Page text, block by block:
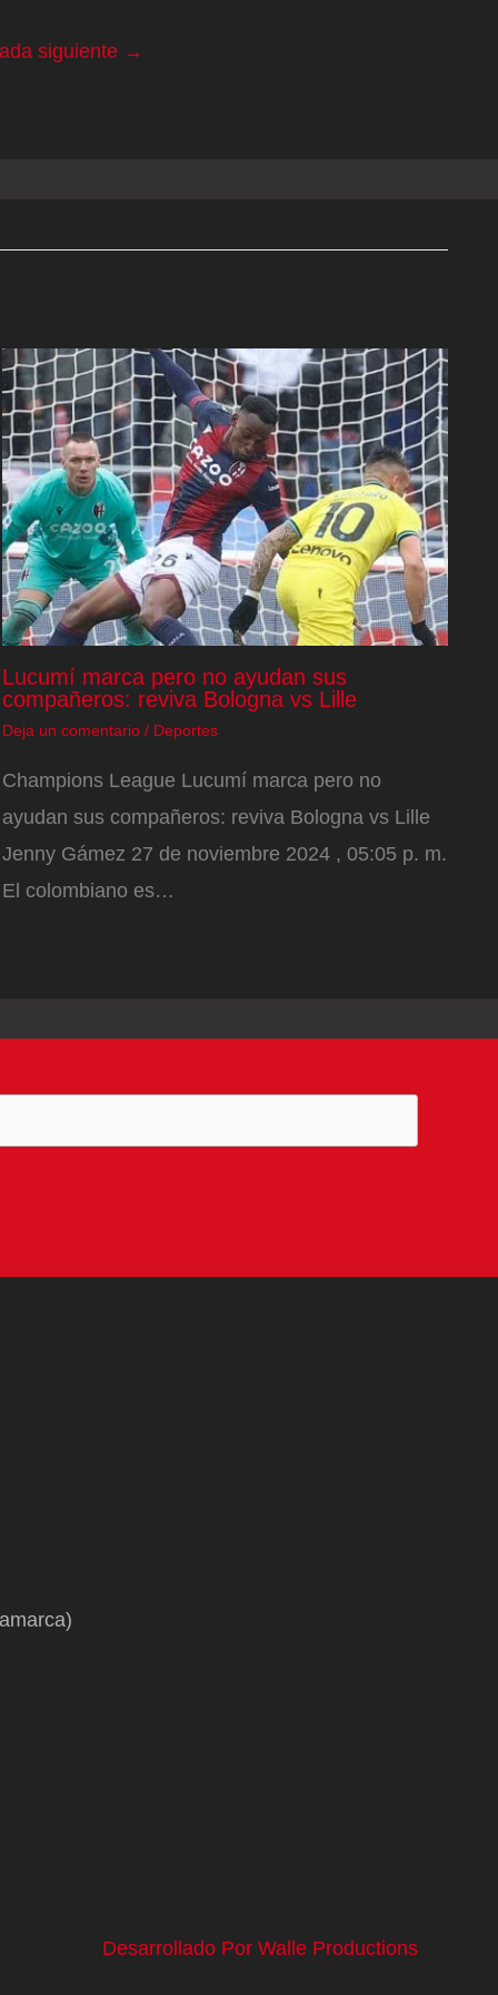
siguiente →
Lucumí marca pero no ayudan sus
compañeros: reviva Bologna vs Lille
Deja un comentario / Deportes
Champions League Lucumí marca pero no
ayudan sus compañeros: reviva Bologna vs Lille
Jenny Gámez 27 de noviembre 2024 , 05:05 p. m.
El colombiano es…
Desarrollado Por Walle Productions